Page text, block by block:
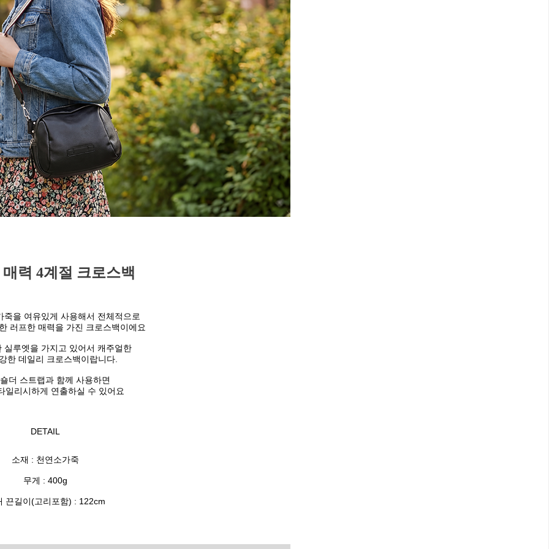
력 4계절 크로스백
죽을 여유있게 사용해서 전체적으로
러프한 매력을 가진 크로스백이에요
실루엣을 가지고 있어서 캐주얼한
한 데일리 크로스백이랍니다.
더 스트랩과 함께 사용하면
일리시하게 연출하실 수 있어요
DETAIL
소재 : 천연소가죽
무게 : 400g
끈길이(고리포함) : 122cm